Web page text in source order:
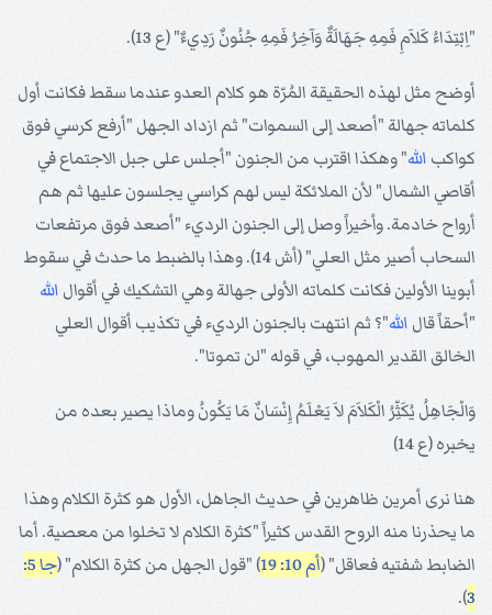
"اِبْتِدَاءُ كَلاَمِ فَمِهِ جَهَالَةٌ وَآخِرُ فَمِهِ جُنُونٌ رَدِيءٌ" (ع 13).
أوضح مثل لهذه الحقيقة المُرّة هو كلام العدو عندما سقط فكانت أول
كلماته جهالة "أصعد إلى السموات" ثم ازداد الجهل "أرفع كرسي فوق
كواكب الله" وهكذا اقترب من الجنون "أجلس على جبل الاجتماع في
أقاصي الشمال" لأن الملائكة ليس لهم كراسي يجلسون عليها ثم هم
أرواح خادمة. وأخيراً وصل إلى الجنون الرديء "أصعد فوق مرتفعات
السحاب أصير مثل العلي" (أش 14). وهذا بالضبط ما حدث في سقوط
أبوينا الأولين فكانت كلماته الأولى جهالة وهي التشكيك في أقوال الله
"أحقاً قال الله"؟ ثم انتهت بالجنون الرديء في تكذيب أقوال العلي
الخالق القدير المهوب، في قوله "لن تموتا".
وَالْجَاهِلُ يُكَثِّرُ الْكَلاَمَ لاَ يَعْلَمُ إِنْسَانٌ مَا يَكُونُ وماذا يصير بعده من
يخبره (ع 14)
هنا نرى أمرين ظاهرين في حديث الجاهل، الأول هو كثرة الكلام وهذا
ما يحذرنا منه الروح القدس كثيراً "كثرة الكلام لا تخلوا من معصية. أما
الضابط شفتيه فعاقل" (أم 10: 19 ) "قول الجهل من كثرة الكلام" (
جا 5:
3
).